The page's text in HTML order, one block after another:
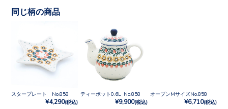
同じ柄の商品
スタープレート No.858
¥4,290(税込)
ティーポット0.6L No.858
¥9,900(税込)
オーブンMサイズNo.858
¥6,710(税込)